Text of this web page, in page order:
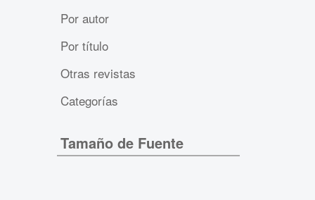
Por autor
Por título
Otras revistas
Categorías
Tamaño de Fuente